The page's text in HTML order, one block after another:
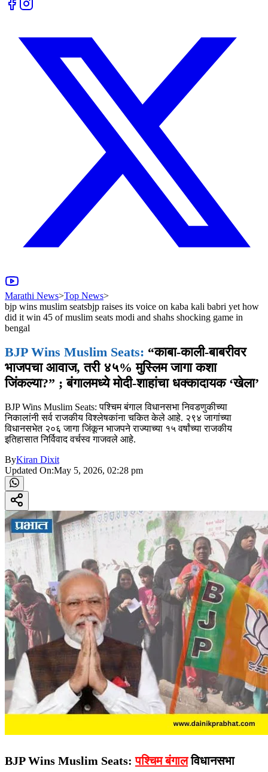
Marathi News>Top News>
bjp wins muslim seatsbjp raises its voice on kaba kali babri yet how
did it win 45 of muslim seats modi and shahs shocking game in
bengal
BJP Wins Muslim Seats: “काबा-काली-बाबरीवर
भाजपचा आवाज, तरी ४५% मुस्लिम जागा कशा
जिंकल्या?” ; बंगालमध्ये मोदी-शाहांचा धक्कादायक ‘खेला’
BJP Wins Muslim Seats: पश्चिम बंगाल विधानसभा निवडणुकीच्या
निकालांनी सर्व राजकीय विश्लेषकांना चकित केले आहे. २९४ जागांच्या
विधानसभेत २०६ जागा जिंकून भाजपने राज्याच्या १५ वर्षांच्या राजकीय
इतिहासात निर्विवाद वर्चस्व गाजवले आहे.
ByKiran Dixit
Updated On:May 5, 2026, 02:28 pm
BJP Wins Muslim Seats:पश्चिम बंगालविधानसभा